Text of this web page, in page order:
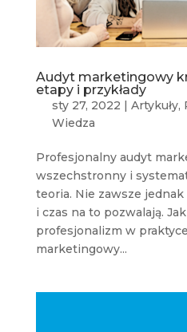
Audyt marketingowy
etapy i przykłady
sty 27, 2022 | Artykuły,
Wiedza
Profesjonalny audyt
wszechstronny i
teoria. Nie zawsze
i czas na to pozwalają.
profesjonalizm w
marketingowy...